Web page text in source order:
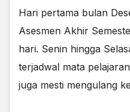
Hari pertama bulan
Asesmen Akhir
hari. Senin hingga
terjadwal mata
juga mesti mengulang